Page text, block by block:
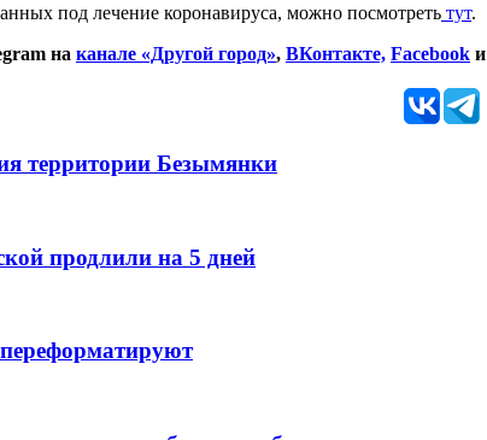
под лечение коронавируса, можно посмотреть тут.
на канале «Другой город», ВКонтакте, Facebook и
территории Безымянки
продлили на 5 дней